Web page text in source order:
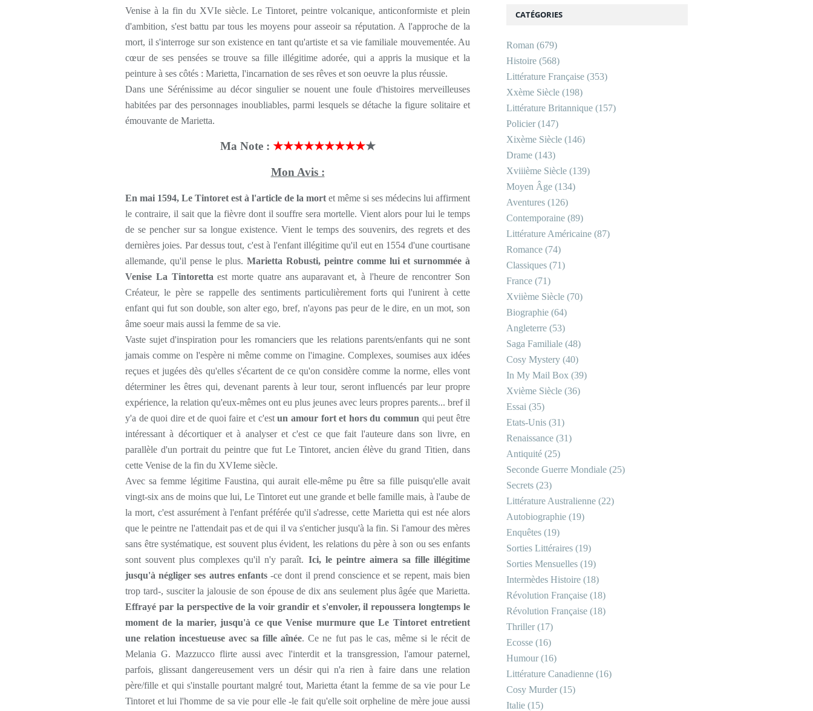
Venise à la fin du XVIe siècle. Le Tintoret, peintre volcanique, anticonformiste et plein
d'ambition, s'est battu par tous les moyens pour asseoir sa réputation. A l'approche de la
mort, il s'interroge sur son existence en tant qu'artiste et sa vie familiale mouvementée. Au
cœur de ses pensées se trouve sa fille illégitime adorée, qui a appris la musique et la
peinture à ses côtés : Marietta, l'incarnation de ses rêves et son oeuvre la plus réussie.
Dans une Sérénissime au décor singulier se nouent une foule d'histoires merveilleuses
habitées par des personnages inoubliables, parmi lesquels se détache la figure solitaire et
émouvante de Marietta.
Ma Note : ★★★★★★★★★★
Mon Avis :
En mai 1594, Le Tintoret est à l'article de la mort et même si ses médecins lui affirment
le contraire, il sait que la fièvre dont il souffre sera mortelle. Vient alors pour lui le temps
de se pencher sur sa longue existence. Vient le temps des souvenirs, des regrets et des
dernières joies. Par dessus tout, c'est à l'enfant illégitime qu'il eut en 1554 d'une courtisane
allemande, qu'il pense le plus. Marietta Robusti, peintre comme lui et surnommée à
Venise La Tintoretta est morte quatre ans auparavant et, à l'heure de rencontrer Son
Créateur, le père se rappelle des sentiments particulièrement forts qui l'unirent à cette
enfant qui fut son double, son alter ego, bref, n'ayons pas peur de le dire, en un mot, son
âme soeur mais aussi la femme de sa vie.
Vaste sujet d'inspiration pour les romanciers que les relations parents/enfants qui ne sont
jamais comme on l'espère ni même comme on l'imagine. Complexes, soumises aux idées
reçues et jugées dès qu'elles s'écartent de ce qu'on considère comme la norme, elles vont
déterminer les êtres qui, devenant parents à leur tour, seront influencés par leur propre
expérience, la relation qu'eux-mêmes ont eu plus jeunes avec leurs propres parents... bref il
y'a de quoi dire et de quoi faire et c'estun amour fort et hors du commun qui peut être
intéressant à décortiquer et à analyser et c'est ce que fait l'auteure dans son livre, en
parallèle d'un portrait du peintre que fut Le Tintoret, ancien élève du grand Titien, dans
cette Venise de la fin du XVIeme siècle.
Avec sa femme légitime Faustina, qui aurait elle-même pu être sa fille puisqu'elle avait
vingt-six ans de moins que lui, Le Tintoret eut une grande et belle famille mais, à l'aube de
la mort, c'est assurément à l'enfant préférée qu'il s'adresse, cette Marietta qui est née alors
que le peintre ne l'attendait pas et de qui il va s'enticher jusqu'à la fin. Si l'amour des mères
sans être systématique, est souvent plus évident, les relations du père à son ou ses enfants
sont souvent plus complexes qu'il n'y paraît. Ici, le peintre aimera sa fille illégitime
jusqu'à négliger ses autres enfants-ce dont il prend conscience et se repent, mais bien
trop tard-, susciter la jalousie de son épouse de dix ans seulement plus âgée que Marietta.
Effrayé par la perspective de la voir grandir et s'envoler, il repoussera longtemps le
moment de la marier, jusqu'à ce que Venise murmure que Le Tintoret entretient
une relation incestueuse avec sa fille aînée. Ce ne fut pas le cas, même si le récit de
Melania G. Mazzucco flirte aussi avec l'interdit et la transgression, l'amour paternel,
parfois, glissant dangereusement vers un désir qui n'a rien à faire dans une relation
père/fille et qui s'installe pourtant malgré tout, Marietta étant la femme de sa vie pour Le
Tintoret et lui l'homme de sa vie pour elle -le fait qu'elle soit orpheline de mère joue aussi
CATÉGORIES
Roman (679)
Histoire (568)
Littérature Française (353)
Xxème Siècle (198)
Littérature Britannique (157)
Policier(147)
Xixème Siècle (146)
Drame (143)
Xviiième Siècle (139)
Moyen Âge (134)
Aventures (126)
Contemporaine (89)
Littérature Américaine (87)
Romance (74)
Classiques (71)
France (71)
Xviième Siècle (70)
Biographie (64)
Angleterre (53)
Saga Familiale (48)
Cosy Mystery (40)
In My Mail Box (39)
Xvième Siècle (36)
Essai (35)
Etats-Unis (31)
Renaissance (31)
Antiquité (25)
Seconde Guerre Mondiale (25)
Secrets (23)
Littérature Australienne (22)
Autobiographie (19)
Enquêtes (19)
Sorties Littéraires (19)
Sorties Mensuelles (19)
Intermèdes Histoire (18)
Révolution Française (18)
Révolution Française (18)
Thriller(17)
Ecosse (16)
Humour(16)
Littérature Canadienne (16)
Cosy Murder(15)
Italie (15)